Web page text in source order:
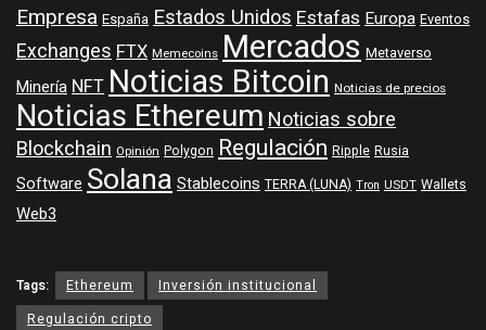
Empresa España Estados Unidos Estafas Europa Eventos
Exchanges FTX Memecoins Mercados Metaverso
Minería NFTNoticias Bitcoin Noticias de precios
Noticias EthereumNoticias sobre
Blockchain Opinión Polygon Regulación Ripple Rusia
Software Solana Stablecoins TERRA (LUNA) Tron USDT Wallets
Web3
Tags: Ethereum
Inversión institucional
Regulación cripto